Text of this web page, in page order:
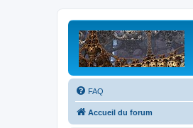
FAQ
Accueil du forum